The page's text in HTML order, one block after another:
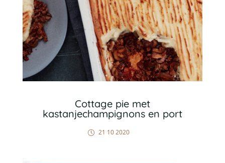
Cottage pie met
kastanjechampignons en port
21 10 2020